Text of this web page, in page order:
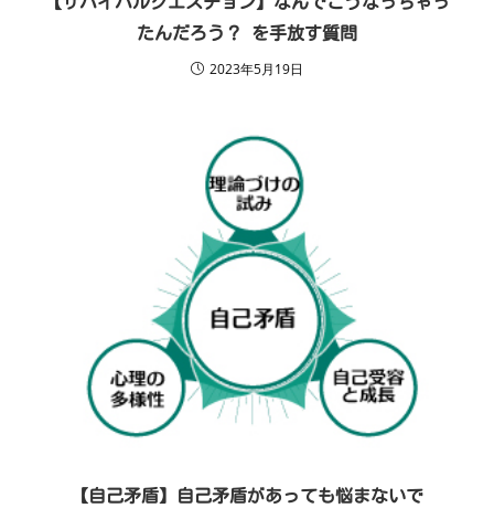
たんだろう？ を手放す質問
2023年5月19日
【自己矛盾】自己矛盾があっても悩まないで